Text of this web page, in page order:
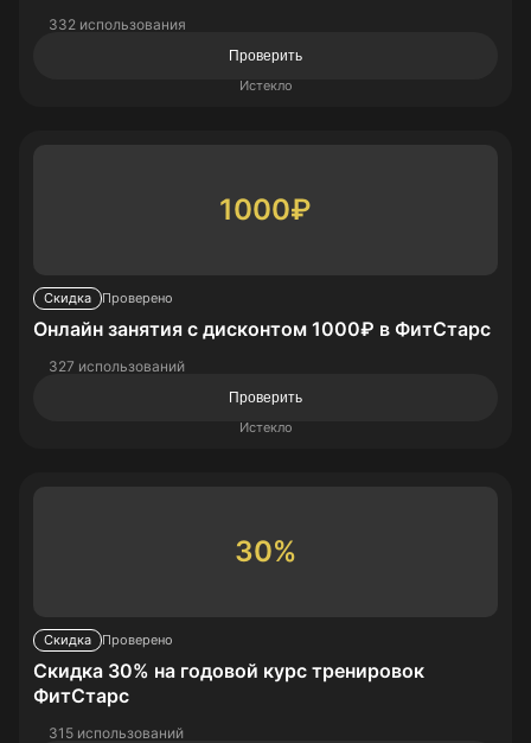
332 использования
Проверить
Истекло
1000₽
Скидка Проверено
Онлайн занятия с дисконтом 1000₽ в ФитСтарс
327 использований
Проверить
Истекло
30%
Скидка Проверено
Скидка 30% на годовой курс тренировок
ФитСтарс
315 использований